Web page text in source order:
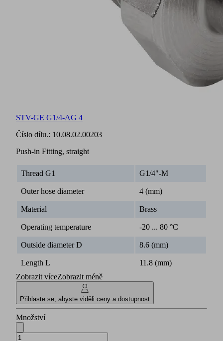
STV-GE G1/4-AG 4
Číslo dílu.: 10.08.02.00203
Push-in Fitting, straight
Thread G1 G1/4"-M
Outer hose diameter 4 (mm)
Material Brass
Operating temperature -20 ... 80 °C
Outside diameter D 8.6 (mm)
Length L
11.8 (mm)
Zobrazit víceZobrazit méně
Přihlaste se, abyste viděli ceny a dostupnost
Množství